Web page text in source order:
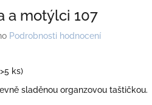
a motýlci 107
Podrobnosti hodnocení
ks)
sladěnou organzovou taštičkou.